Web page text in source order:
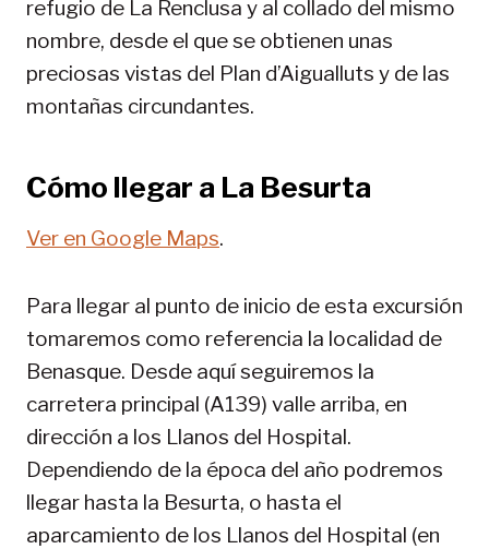
refugio de La Renclusa y al collado del mismo
nombre, desde el que se obtienen unas
preciosas vistas del Plan d’Aigualluts y de las
montañas circundantes.
Cómo llegar a La Besurta
Ver en Google Maps.
Para llegar al punto de inicio de esta excursión
tomaremos como referencia la localidad de
Benasque. Desde aquí seguiremos la
carretera principal (A139) valle arriba, en
dirección a los Llanos del Hospital.
Dependiendo de la época del año podremos
llegar hasta la Besurta, o hasta el
aparcamiento de los Llanos del Hospital (en